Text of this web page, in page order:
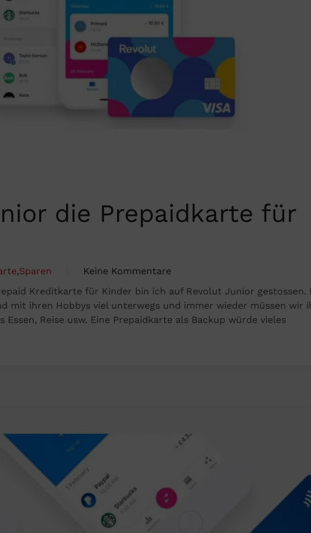
die Prepaidkarte für
,Sparen Keine Kommentare
zu
Revolut
Junior
die
Kreditkarte für Kinder bin ich auf Revolut Junior gestossen.
mit ihren Hobbys viel unterwegs und immer wieder müssen wir
Essen, Reise usw. Eine Prepaidkarte als Backup würde vieles